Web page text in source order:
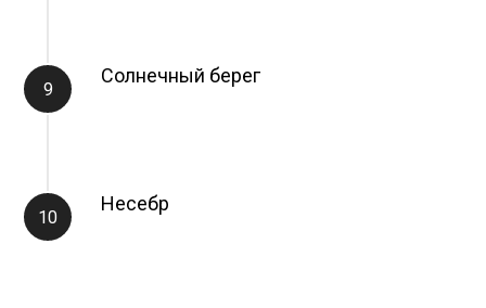
Солнечный берег
Несебр